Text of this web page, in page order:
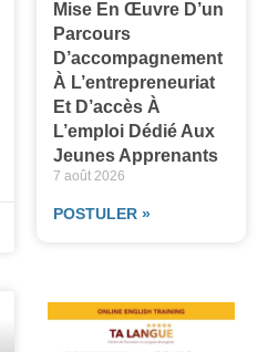
Mise En Œuvre D’un
Parcours
D’accompagnement
À L’entrepreneuriat
Et D’accès À
L’emploi Dédié Aux
Jeunes Apprenants
7 août 2026
POSTULER »